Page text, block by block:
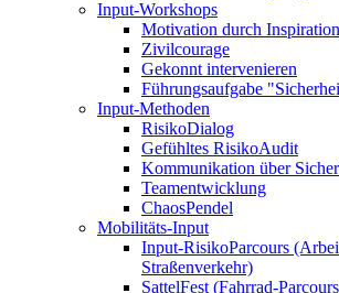
Input-Workshops
Motivation durch Inspiration
Zivilcourage
Gekonnt intervenieren
Führungsaufgabe
Input-Methoden
RisikoDialog
Gefühltes RisikoAudit
Kommunikation über
Teamentwicklung
ChaosPendel
Mobilitäts-Input
Input-RisikoParcours
Straßenverkehr)
SattelFest (Fahrrad-